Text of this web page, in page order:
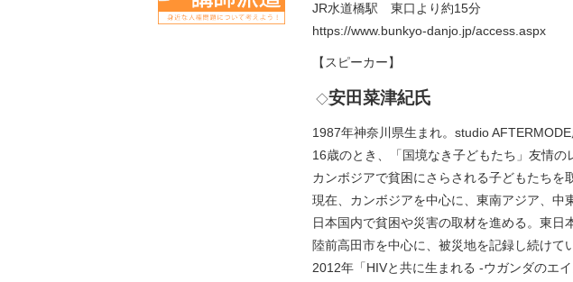
JR水道橋駅 東口より約15分
https://www.bunkyo-danjo.jp/access.aspx
【スピーカー】
◇安田菜津紀氏
1987年神奈川県生まれ。studio AFTERMODE
16歳のとき、「国境なき子どもたち」友情の
カンボジアで貧困にさらされる子どもたちを
現在、カンボジアを中心に、東南アジア、中
日本国内で貧困や災害の取材を進める。東日
陸前高田市を中心に、被災地を記録し続けて
2012年「HIVと共に生まれる -ウガンダのエ